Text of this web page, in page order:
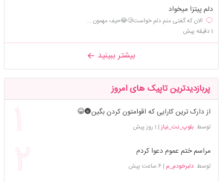
دلم پیتزا میخواد
الان که گفتی منم دلم خواست🥲😂حیف مهمون ...
1 دقیقه پیش
بیشتر ببینید
پربازدیدترین تاپیک های امروز
از دارک ترین کارایی که اقوامتون کردن بگین🌚😂
توسطبلوپ_نت_نیاز | 1 روز پیش
مراسم ختم عموم دعوا کردم
توسطدلبرخودم_م | 6 ساعت پیش